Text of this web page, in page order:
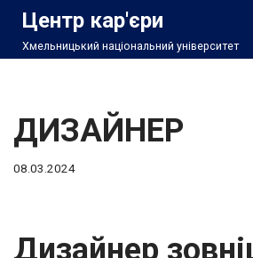
Перейти
Центр кар'єри
Хмельницький національний університет
ДИЗАЙНЕР
08.03.2024
Дизайнер